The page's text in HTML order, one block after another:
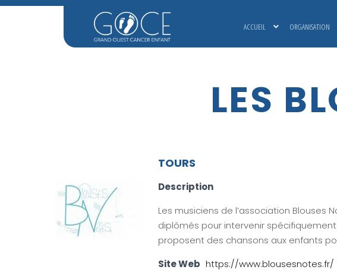
ACCUEIL ORGANISATION
LES
TOURS
Description
Les musiciens de l’association Blouses
diplômés pour intervenir
proposent des chansons aux enfants
Site Web https://www.blousesnotes.fr/